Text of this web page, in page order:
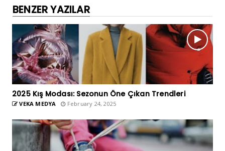
BENZER YAZILAR
2025 Kış Modası: Sezonun Öne Çıkan Trendleri
VEKA MEDYA February 24, 2025